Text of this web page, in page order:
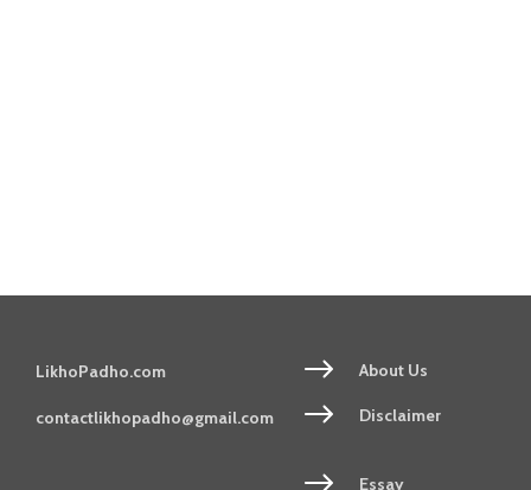
LikhoPadho.com
contactlikhopadho@gmail.com
About Us
Disclaimer
Essay